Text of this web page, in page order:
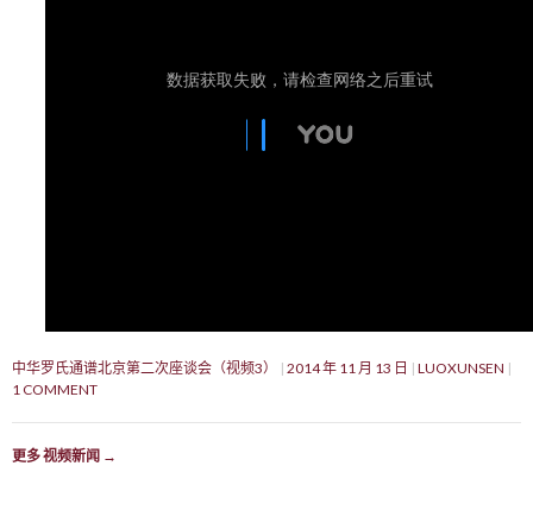
中华罗氏通谱北京第二次座谈会（视频3） 2014 年 11 月 13 日
LUOXUNSEN
1 COMMENT
更多 视频新闻 →